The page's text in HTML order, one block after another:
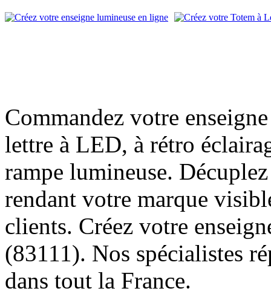
Commandez votre
lettre à LED, à rétro
rampe lumineuse.
rendant votre marque
clients. Créez votre
(83111). Nos spécialistes
dans tout la France.